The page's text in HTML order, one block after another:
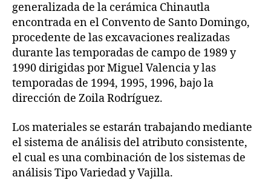
generalizada de la cerámica Chinautla
encontrada en el Convento de Santo Domingo,
procedente de las excavaciones realizadas
durante las temporadas de campo de 1989 y
1990 dirigidas por Miguel Valencia y las
temporadas de 1994, 1995, 1996, bajo la
dirección de Zoila Rodríguez.
Los materiales se estarán trabajando mediante
el sistema de análisis del atributo consistente,
el cual es una combinación de los sistemas de
análisis Tipo Variedad y Vajilla.